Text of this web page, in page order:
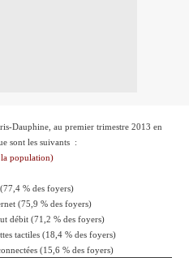
Dauphine, au premier trimestre 2013 en
sont les suivants :
population)
% des foyers)
(75,9 % des foyers)
débit (71,2 % des foyers)
tactiles (18,4 % des foyers)
(15,6 % des foyers)